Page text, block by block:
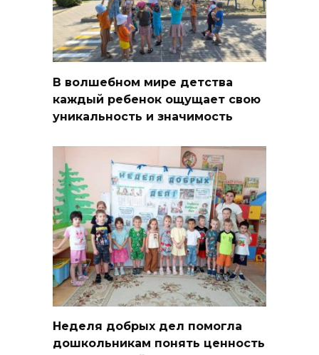
В волшебном мире детства
каждый ребенок ощущает свою
уникальность и значимость
Неделя добрых дел помогла
дошкольникам понять ценность